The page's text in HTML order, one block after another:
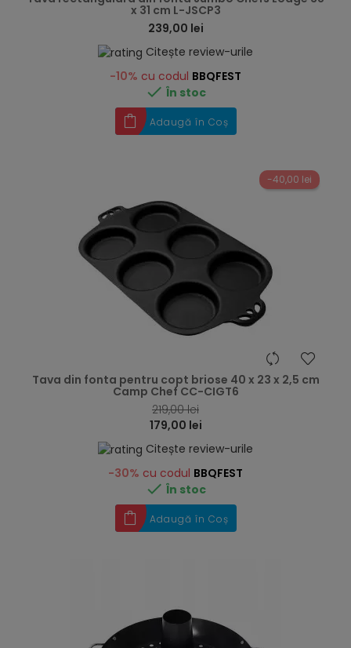
x 31 cm L-JSCP3
239,00 lei
Citește review-urile
-10% cu codul BBQFEST
 În stoc
Adaugă în Coș
-40,00 lei
Tava din fonta pentru copt briose 40 x 23 x 2,5 cm
Camp Chef CC-CIGT6
219,00 lei
179,00 lei
Citește review-urile
-30% cu codul BBQFEST
 În stoc
Adaugă în Coș